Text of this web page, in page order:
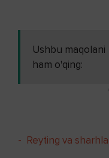
Ushbu maqolani
ham o'qing:
- Reyting va